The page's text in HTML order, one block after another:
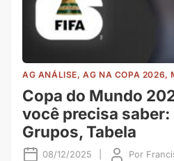
AG ANÁLISE, AG NA COPA 2026,
Copa do Mundo
você precisa saber:
Grupos, Tabela
08/12/2025 Por